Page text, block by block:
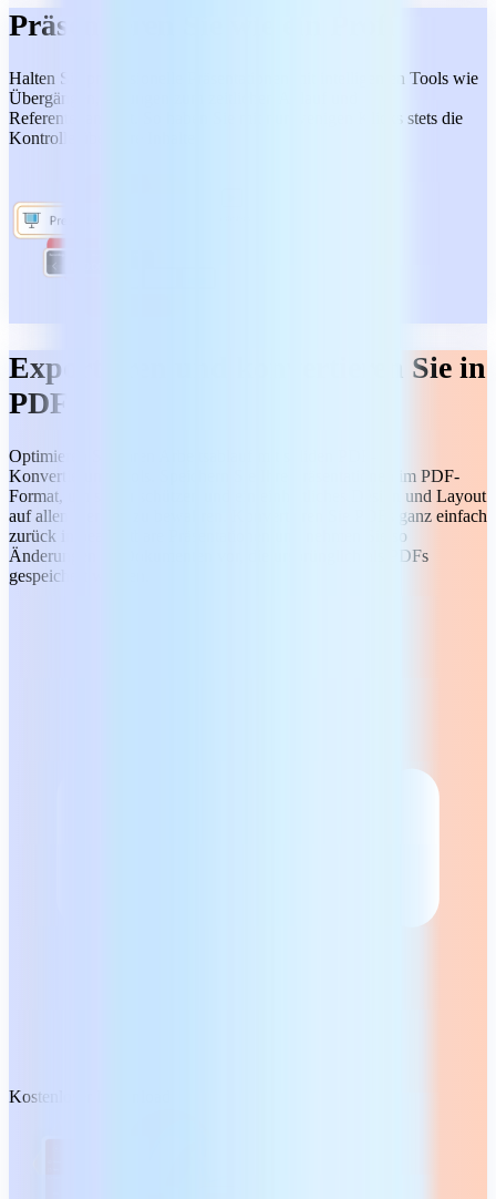
Präsentieren Sie wie ein Profi
Halten Sie professionelle Präsentationen mit intelligenten Tools wie
Übergängen, Übungen zum zeitlichen Ablauf und
Referentenansicht. So haben Sie mit nur wenigen Klicks stets die
Kontrolle über Ihre Inhalte.
Exportieren und konvertieren Sie in
PDF
Optimieren Sie Ihren Arbeitsablauf mit soliden PDF-
Konvertierungstools. Speichern Sie Ihre Präsentationen im PDF-
Format, um sie zu schützen und ein einheitliches Design und Layout
auf allen Geräten zu bewahren. Konvertieren Sie PDFs ganz einfach
zurück in bearbeitbare Präsentationen und nehmen Sie so
Änderungen an Dokumenten vor, die ursprünglich als PDFs
gespeichert wurden.
Kostenloser Download